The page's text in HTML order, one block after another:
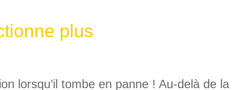
plus
lorsqu’il tombe en panne ! Au-delà de la